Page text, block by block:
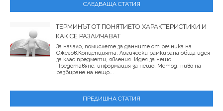
СЛЕДВАЩА СТАТИЯ
ТЕРМИНЪТ ОТ ПОНЯТИЕТО ХАРАКТЕРИСТИКИ И
КАК СЕ РАЗЛИЧАВАТ
За начало, помислете за данните от речника на
Ожегов.Концепцията: Логически рамкирана обща идея
за клас предмети, явления. Идея за нещо.
Представяне, информация за нещо. Метод, ниво на
разбиране на нещо...
ПРЕДИШНА СТАТИЯ